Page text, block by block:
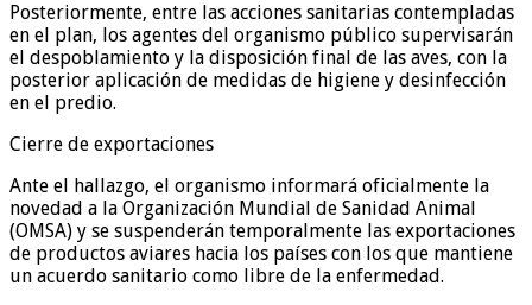
Posteriormente, entre las acciones sanitarias contempladas
en el plan, los agentes del organismo público supervisarán
el despoblamiento y la disposición final de las aves, con la
posterior aplicación de medidas de higiene y desinfección
en el predio.
Cierre de exportaciones
Ante el hallazgo, el organismo informará oficialmente la
novedad a la Organización Mundial de Sanidad Animal
(OMSA) y se suspenderán temporalmente las exportaciones
de productos aviares hacia los países con los que mantiene
un acuerdo sanitario como libre de la enfermedad.